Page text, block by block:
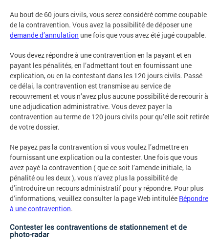
Au bout de 60 jours civils, vous serez considéré comme coupable
de la contravention. Vous avez la possibilité de déposer une
demande d’annulation une fois que vous avez été jugé coupable.
Vous devez répondre à une contravention en la payant et en
payant les pénalités, en l’admettant tout en fournissant une
explication, ou en la contestant dans les 120 jours civils. Passé
ce délai, la contravention est transmise au service de
recouvrement et vous n’avez plus aucune possibilité de recourir à
une adjudication administrative. Vous devez payer la
contravention au terme de 120 jours civils pour qu’elle soit retirée
de votre dossier.
Ne payez pas la contravention si vous voulez l’admettre en
fournissant une explication ou la contester. Une fois que vous
avez payé la contravention ( que ce soit l’amende initiale, la
pénalité ou les deux ), vous n’avez plus la possibilité de
d’introduire un recours administratif pour y répondre. Pour plus
d’informations, veuillez consulter la page Web intitulée Répondre
à une contravention.
Contester les contraventions de stationnement et de
photo-radar